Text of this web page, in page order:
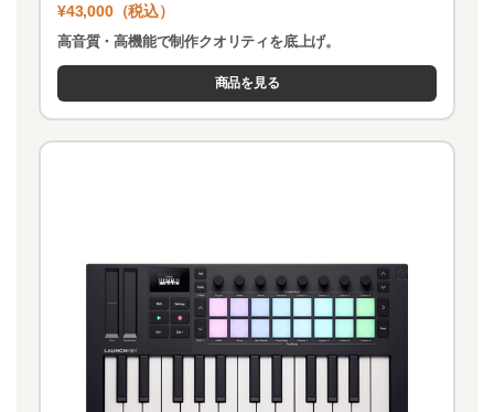
¥43,000（税込）
高音質・高機能で制作クオリティを底上げ。
商品を見る